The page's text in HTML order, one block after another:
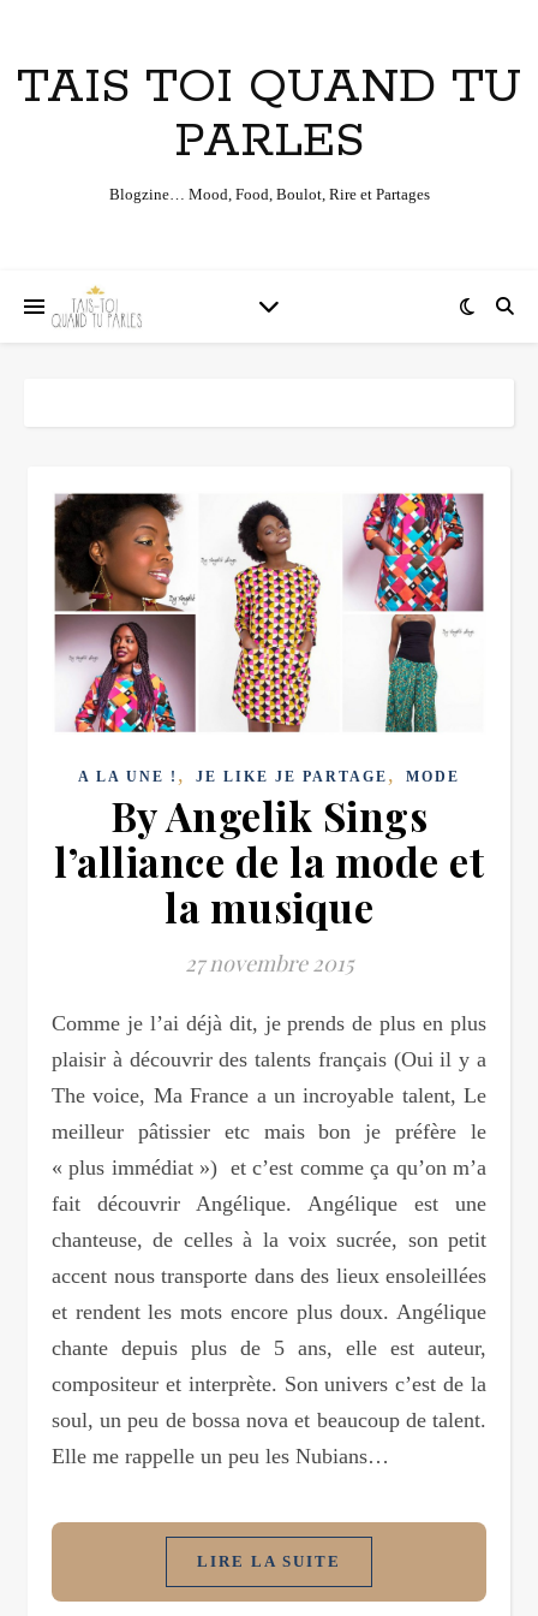
TAIS TOI QUAND TU
PARLES
Blogzine… Mood, Food, Boulot, Rire et Partages
A LA UNE ! , JE LIKE JE PARTAGE , MODE
By Angelik Sings
l’alliance de la mode et
la musique
27 novembre 2015
Comme je l’ai déjà dit, je prends de plus en plus
plaisir à découvrir des talents français (Oui il y a
The voice, Ma France a un incroyable talent, Le
meilleur pâtissier etc mais bon je préfère le
« plus immédiat ») et c’est comme ça qu’on m’a
fait découvrir Angélique. Angélique est une
chanteuse, de celles à la voix sucrée, son petit
accent nous transporte dans des lieux ensoleillées
et rendent les mots encore plus doux. Angélique
chante depuis plus de 5 ans, elle est auteur,
compositeur et interprète. Son univers c’est de la
soul, un peu de bossa nova et beaucoup de talent.
Elle me rappelle un peu les Nubians…
LIRE LA SUITE